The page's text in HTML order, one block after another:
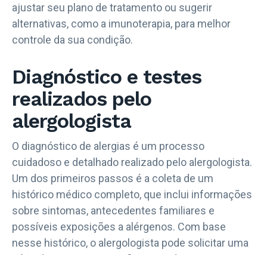
ajustar seu plano de tratamento ou sugerir
alternativas, como a imunoterapia, para melhor
controle da sua condição.
Diagnóstico e testes
realizados pelo
alergologista
O diagnóstico de alergias é um processo
cuidadoso e detalhado realizado pelo alergologista.
Um dos primeiros passos é a coleta de um
histórico médico completo, que inclui informações
sobre sintomas, antecedentes familiares e
possíveis exposições a alérgenos. Com base
nesse histórico, o alergologista pode solicitar uma